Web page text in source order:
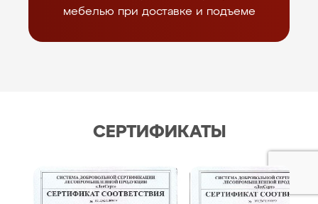
мебелью при доставке и подъеме
СЕРТИФИКАТЫ